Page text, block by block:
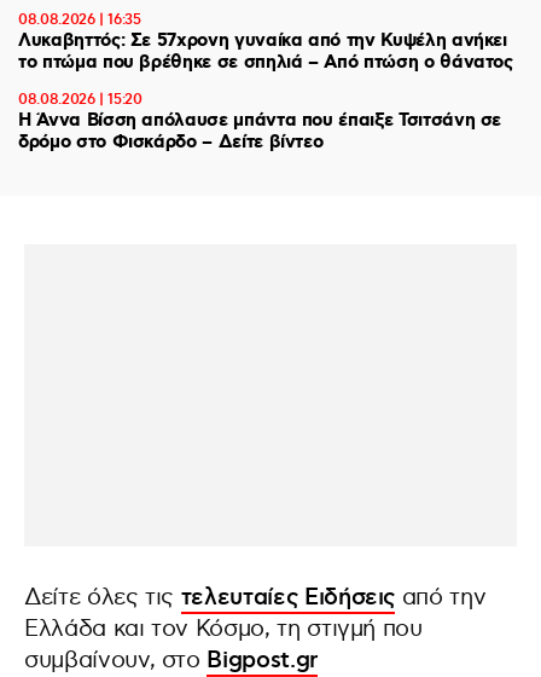
08.08.2026 | 16:35
Λυκαβηττός: Σε 57χρονη γυναίκα από την Κυψέλη ανήκει
το πτώμα που βρέθηκε σε σπηλιά – Από πτώση ο θάνατος
08.08.2026 | 15:20
Η Άννα Βίσση απόλαυσε μπάντα που έπαιξε Τσιτσάνη σε
δρόμο στο Φισκάρδο – Δείτε βίντεο
Δείτε όλες τις τελευταίες Ειδήσεις από την
Ελλάδα και τον Κόσμο, τη στιγμή που
συμβαίνουν, στο Bigpost.gr